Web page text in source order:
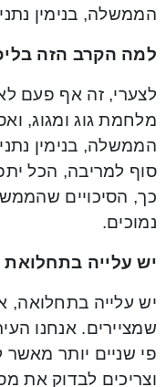
הממשלה, בנימין
למה הקרב הזה
לצערי, זה אף פעם
מלחמת גוג ומגוג,
הממשלה, בנימין
סוף למריבה, הכל
כך, הסיכויים
נמוכים.
יש עלייה
יש עלייה בתחלואה,
שמציירים. אנחנו
פי שניים יותר מאשר
וצריכים לבדוק את